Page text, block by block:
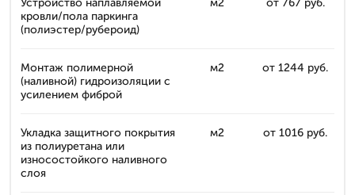
Устройство наплавляемой
кровли/пола паркинга
(полиэстер/рубероид)
м2 от 767 руб.
Монтаж полимерной
(наливной) гидроизоляции с
усилением фиброй
м2 от 1244 руб.
Укладка защитного покрытия
из полиуретана или
износостойкого наливного
слоя
м2 от 1016 руб.